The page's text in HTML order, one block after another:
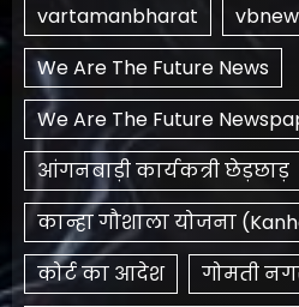
vartamanbharat
We Are The Future News
We Are The Future
आंगनबाड़ी कार्यकत्री छेड़छाड़
कान्हा गौशाला योजना
कोर्ट का आदेश
गोमती